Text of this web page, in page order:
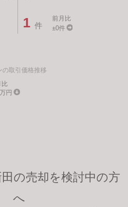
1 件
前月比
±0件
の取引価格推移
比
円
の売却を検討中の方
へ